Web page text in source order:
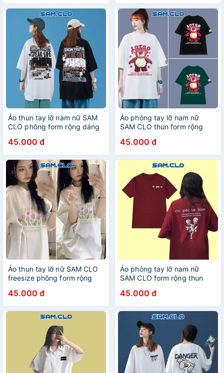
flicker
Áo thun tay lỡ nam nữ SAM
CLO phông form rộng dáng
in chữ SHOW TRUTH
45.000 đ
Áo phông tay lỡ nam nữ
SAM CLO thun form rộng
nhóm, lớp in CHÚ GẤU QUẢ
DÂU
45.000 đ
Áo thun tay lỡ nữ SAM CLO
freesize phông form rộng
nhóm, lớp in hoa tulip BE OF
GIRL
45.000 đ
Áo phông tay lỡ nam nữ
SAM CLO form rộng thun
in hình HOA HỒNG chữ
EXPECTATION đỏ đô
45.000 đ